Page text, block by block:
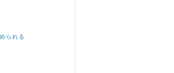
られる